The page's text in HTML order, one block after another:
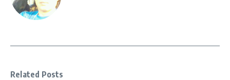
Related Posts